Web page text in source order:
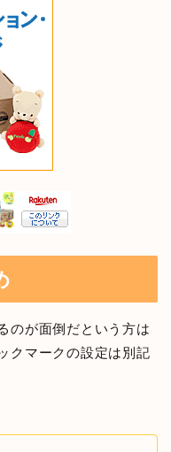
のが面倒だという方は
クマークの設定は別記